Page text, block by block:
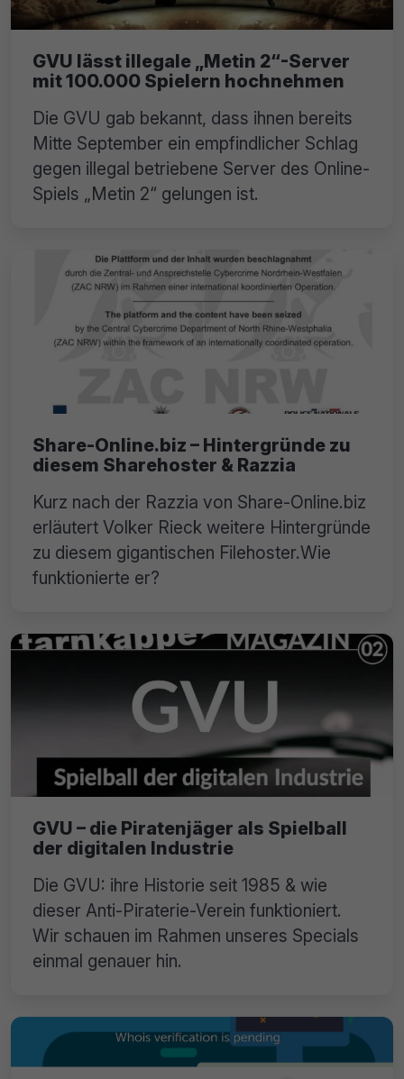
GVU lässt illegale „Metin 2“-Server
mit 100.000 Spielern hochnehmen
Die GVU gab bekannt, dass ihnen bereits
Mitte September ein empfindlicher Schlag
gegen illegal betriebene Server des Online-
Spiels „Metin 2“ gelungen ist.
Share-Online.biz – Hintergründe zu
diesem Sharehoster & Razzia
Kurz nach der Razzia von Share-Online.biz
erläutert Volker Rieck weitere Hintergründe
zu diesem gigantischen Filehoster.Wie
funktionierte er?
GVU – die Piratenjäger als Spielball
der digitalen Industrie
Die GVU: ihre Historie seit 1985 & wie
dieser Anti-Piraterie-Verein funktioniert.
Wir schauen im Rahmen unseres Specials
einmal genauer hin.